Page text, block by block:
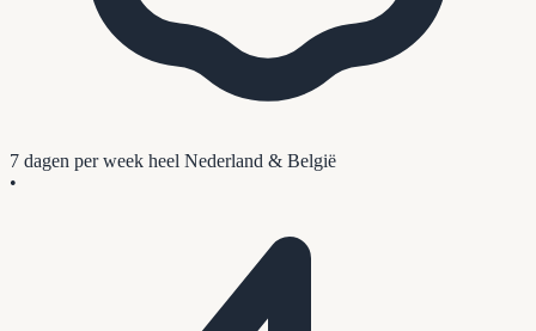
7 dagen per week heel Nederland & België
•